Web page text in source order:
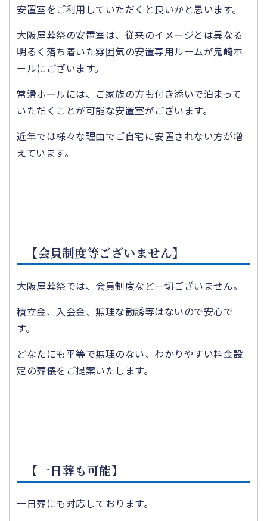
安置室をご利用していただくと良いかと思います。
大阪屋葬祭の安置室は、従来のイメージとは異なる
明るく落ち着いた雰囲気の安置専用ルームが鬼崎ホ
ールにございます。
常滑ホールには、ご家族の方も付き添いで泊まって
いただくことが可能な安置室がございます。
近年では様々な理由でご自宅に安置されない方が増
えています。
【会員制度等ございません】
大阪屋葬祭では、会員制度など一切ございません。
積立金、入会金、無理な勧誘等はないので安心で
す。
どなたにも平等で無理のない、わかりやすい料金設
定の葬儀をご提案いたします。
【一日葬も可能】
一日葬にも対応しております。